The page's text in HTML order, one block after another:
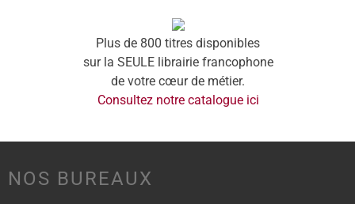
Plus de 800 titres disponibles
sur la SEULE librairie francophone
de votre cœur de métier.
Consultez notre catalogue ici
NOS BUREAUX